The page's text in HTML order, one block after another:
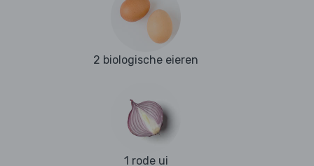
2 biologische eieren
1 rode ui